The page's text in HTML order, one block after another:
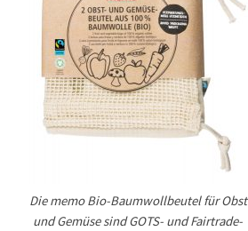
Die memo Bio-Baumwollbeutel für Obst
und Gemüse sind GOTS- und Fairtrade-